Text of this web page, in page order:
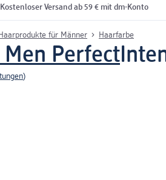
Kostenloser Versand ab 59 € mit dm-Konto
Haarprodukte für Männer Haarfarbe
Perfect
)